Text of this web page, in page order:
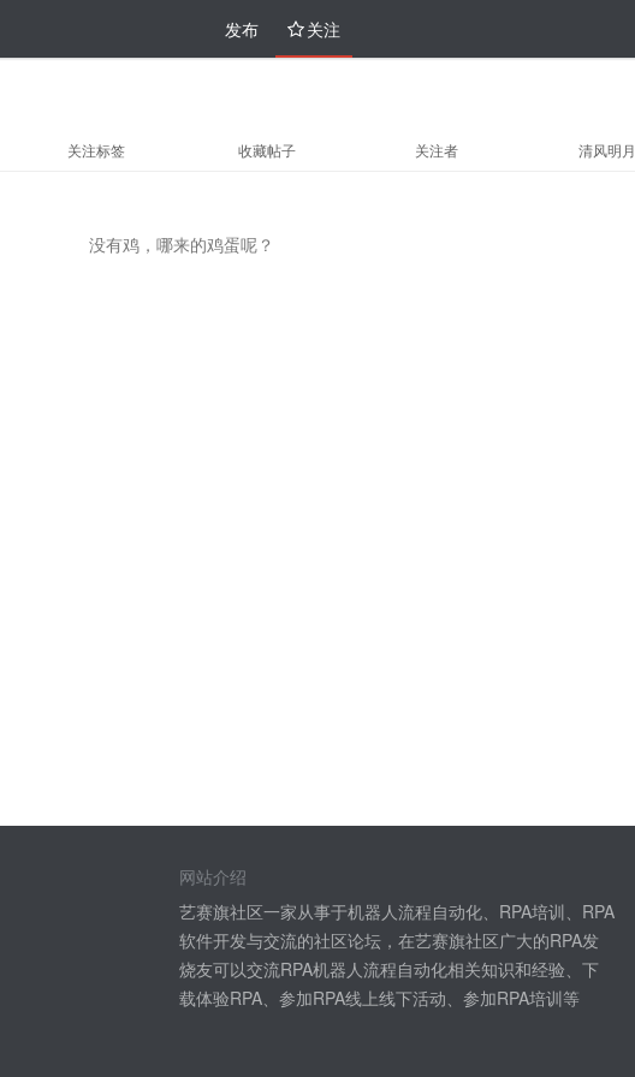
发布 关注
关注标签 收藏帖子 关注者 清风明月
没有鸡，哪来的鸡蛋呢？
网站介绍
艺赛旗社区一家从事于机器人流程自动化、RPA培训、RPA
软件开发与交流的社区论坛，在艺赛旗社区广大的RPA发
烧友可以交流RPA机器人流程自动化相关知识和经验、下
载体验RPA、参加RPA线上线下活动、参加RPA培训等